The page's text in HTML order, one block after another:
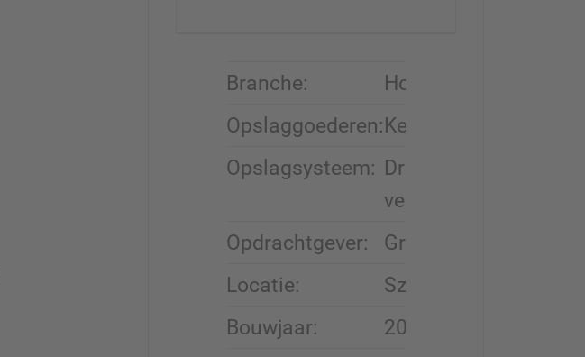
Branche:
Houthandel
Opslaggoederen:Keukenwerkbladen
Opslagsysteem: Draagarmstellingen
verplaatsbare
Opdrachtgever:
Greenteam/Nypan
Locatie:
Szombathely,
Bouwjaar:
2018